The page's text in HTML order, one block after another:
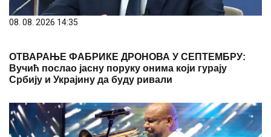
08. 08. 2026 14:35
ОТВАРАЊЕ ФАБРИКЕ ДРОНОВА У СЕПТЕМБРУ:
Вучић послао јасну поруку онима који гурају
Србију и Украјину да буду ривали